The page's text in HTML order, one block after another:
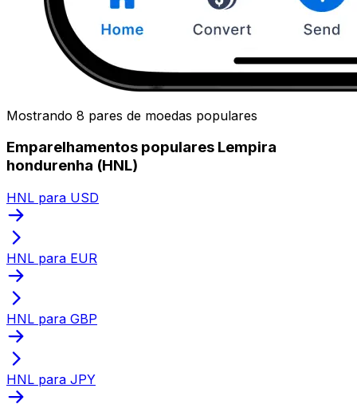
Mostrando 8 pares de moedas populares
Emparelhamentos populares Lempira
hondurenha (HNL)
HNL para USD
HNL para EUR
HNL para GBP
HNL para JPY